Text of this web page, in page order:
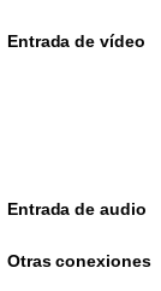
Entrada de vídeo
Entrada de audio
Otras conexiones